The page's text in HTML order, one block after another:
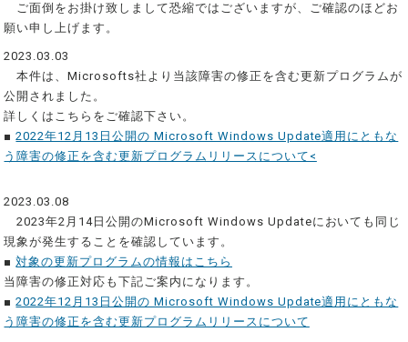
ご面倒をお掛け致しまして恐縮ではございますが、ご確認のほどお
願い申し上げます。
2023.03.03
本件は、Microsofts社より当該障害の修正を含む更新プログラムが
公開されました。
詳しくはこちらをご確認下さい。
■2022年12月13日公開の Microsoft Windows Update適用にともな
う障害の修正を含む更新プログラムリリースについて<
2023.03.08
2023年2月14日公開のMicrosoft Windows Updateにおいても同じ
現象が発生することを確認しています。
■対象の更新プログラムの情報はこちら
当障害の修正対応も下記ご案内になります。
■2022年12月13日公開の Microsoft Windows Update適用にともな
う障害の修正を含む更新プログラムリリースについて